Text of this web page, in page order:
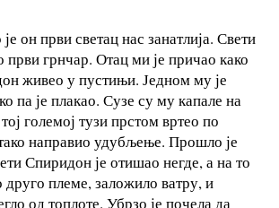
он први светац нас занатлија. Свети
први грнчар. Отац ми је причао како
живео у пустињи. Једном му је
па је плакао. Сузе су му капале на
големој тузи прстом вртео по
направио удубљење. Прошло је
Спиридон је отишао негде, а на то
друго племе, заложило ватру, и
од топлоте. Убрзо је почела да